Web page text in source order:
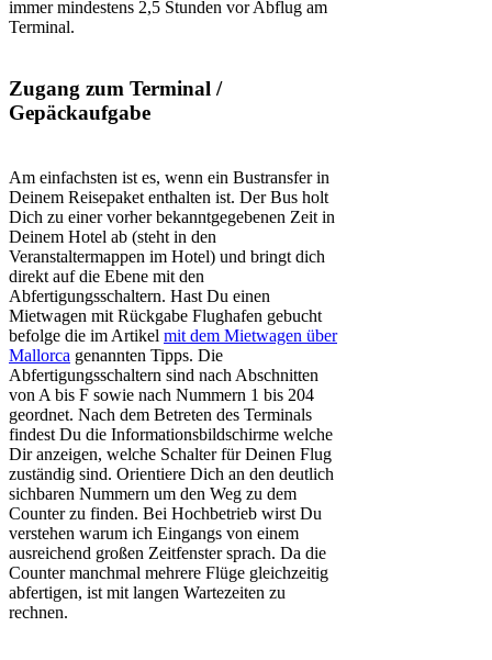
immer mindestens 2,5 Stunden vor Abflug am
Terminal.
Zugang zum Terminal /
Gepäckaufgabe
Am einfachsten ist es, wenn ein Bustransfer in
Deinem Reisepaket enthalten ist. Der Bus holt
Dich zu einer vorher bekanntgegebenen Zeit in
Deinem Hotel ab (steht in den
Veranstaltermappen im Hotel) und bringt dich
direkt auf die Ebene mit den
Abfertigungsschaltern. Hast Du einen
Mietwagen mit Rückgabe Flughafen gebucht
befolge die im Artikel mit dem Mietwagen über
Mallorca genannten Tipps. Die
Abfertigungsschaltern sind nach Abschnitten
von A bis F sowie nach Nummern 1 bis 204
geordnet. Nach dem Betreten des Terminals
findest Du die Informationsbildschirme welche
Dir anzeigen, welche Schalter für Deinen Flug
zuständig sind. Orientiere Dich an den deutlich
sichbaren Nummern um den Weg zu dem
Counter zu finden. Bei Hochbetrieb wirst Du
verstehen warum ich Eingangs von einem
ausreichend großen Zeitfenster sprach. Da die
Counter manchmal mehrere Flüge gleichzeitig
abfertigen, ist mit langen Wartezeiten zu
rechnen.